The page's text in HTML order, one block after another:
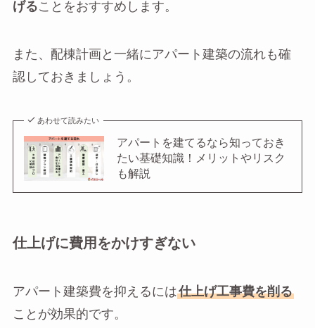
げることをおすすめします。
また、配棟計画と一緒にアパート建築の流れも確
認しておきましょう。
あわせて読みたい
アパートを建てるなら知っておき
たい基礎知識！メリットやリスク
も解説
仕上げに費用をかけすぎない
アパート建築費を抑えるには仕上げ工事費を削る
ことが効果的です。